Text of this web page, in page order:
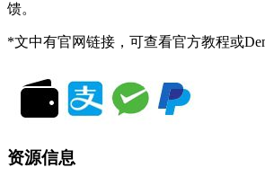
馈。
*文中有官网链接，可查看官方教程或
资源信息